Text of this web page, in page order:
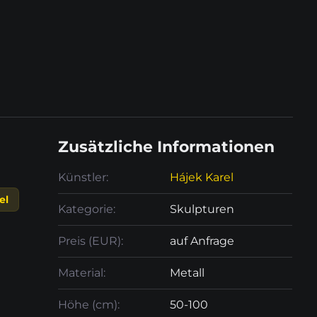
Zusätzliche Informationen
Künstler: Hájek Karel
Kategorie: Skulpturen
Preis (EUR): auf Anfrage
Material: Metall
Höhe (cm): 50-100